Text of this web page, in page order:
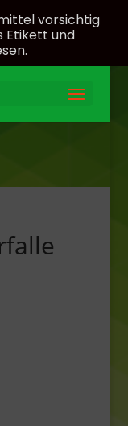
vorsichtig
Etikett und